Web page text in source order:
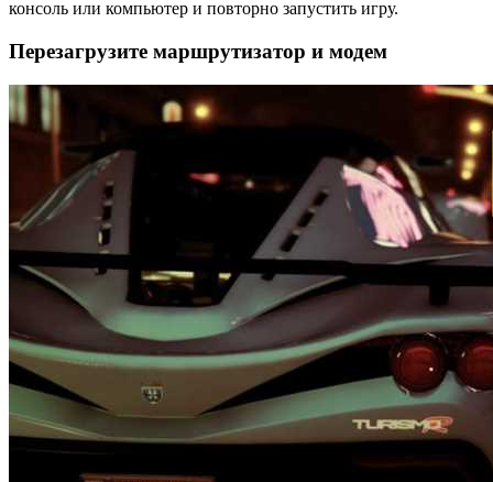
консоль или компьютер и повторно запустить игру.
Перезагрузите маршрутизатор и модем